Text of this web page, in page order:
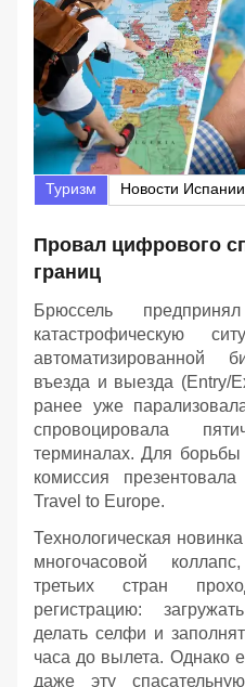
Туризм Новости Испании
Провал цифрового
границ
Брюссель
катастрофическую
автоматизированной
въезда и выезда (Entry/
ранее уже
спровоцировала
терминалах. Для
комиссия
Travel to Europe.
Технологическая
многочасовой
третьих стран
регистрацию:
делать селфи и
часа до вылета. Однако
даже эту